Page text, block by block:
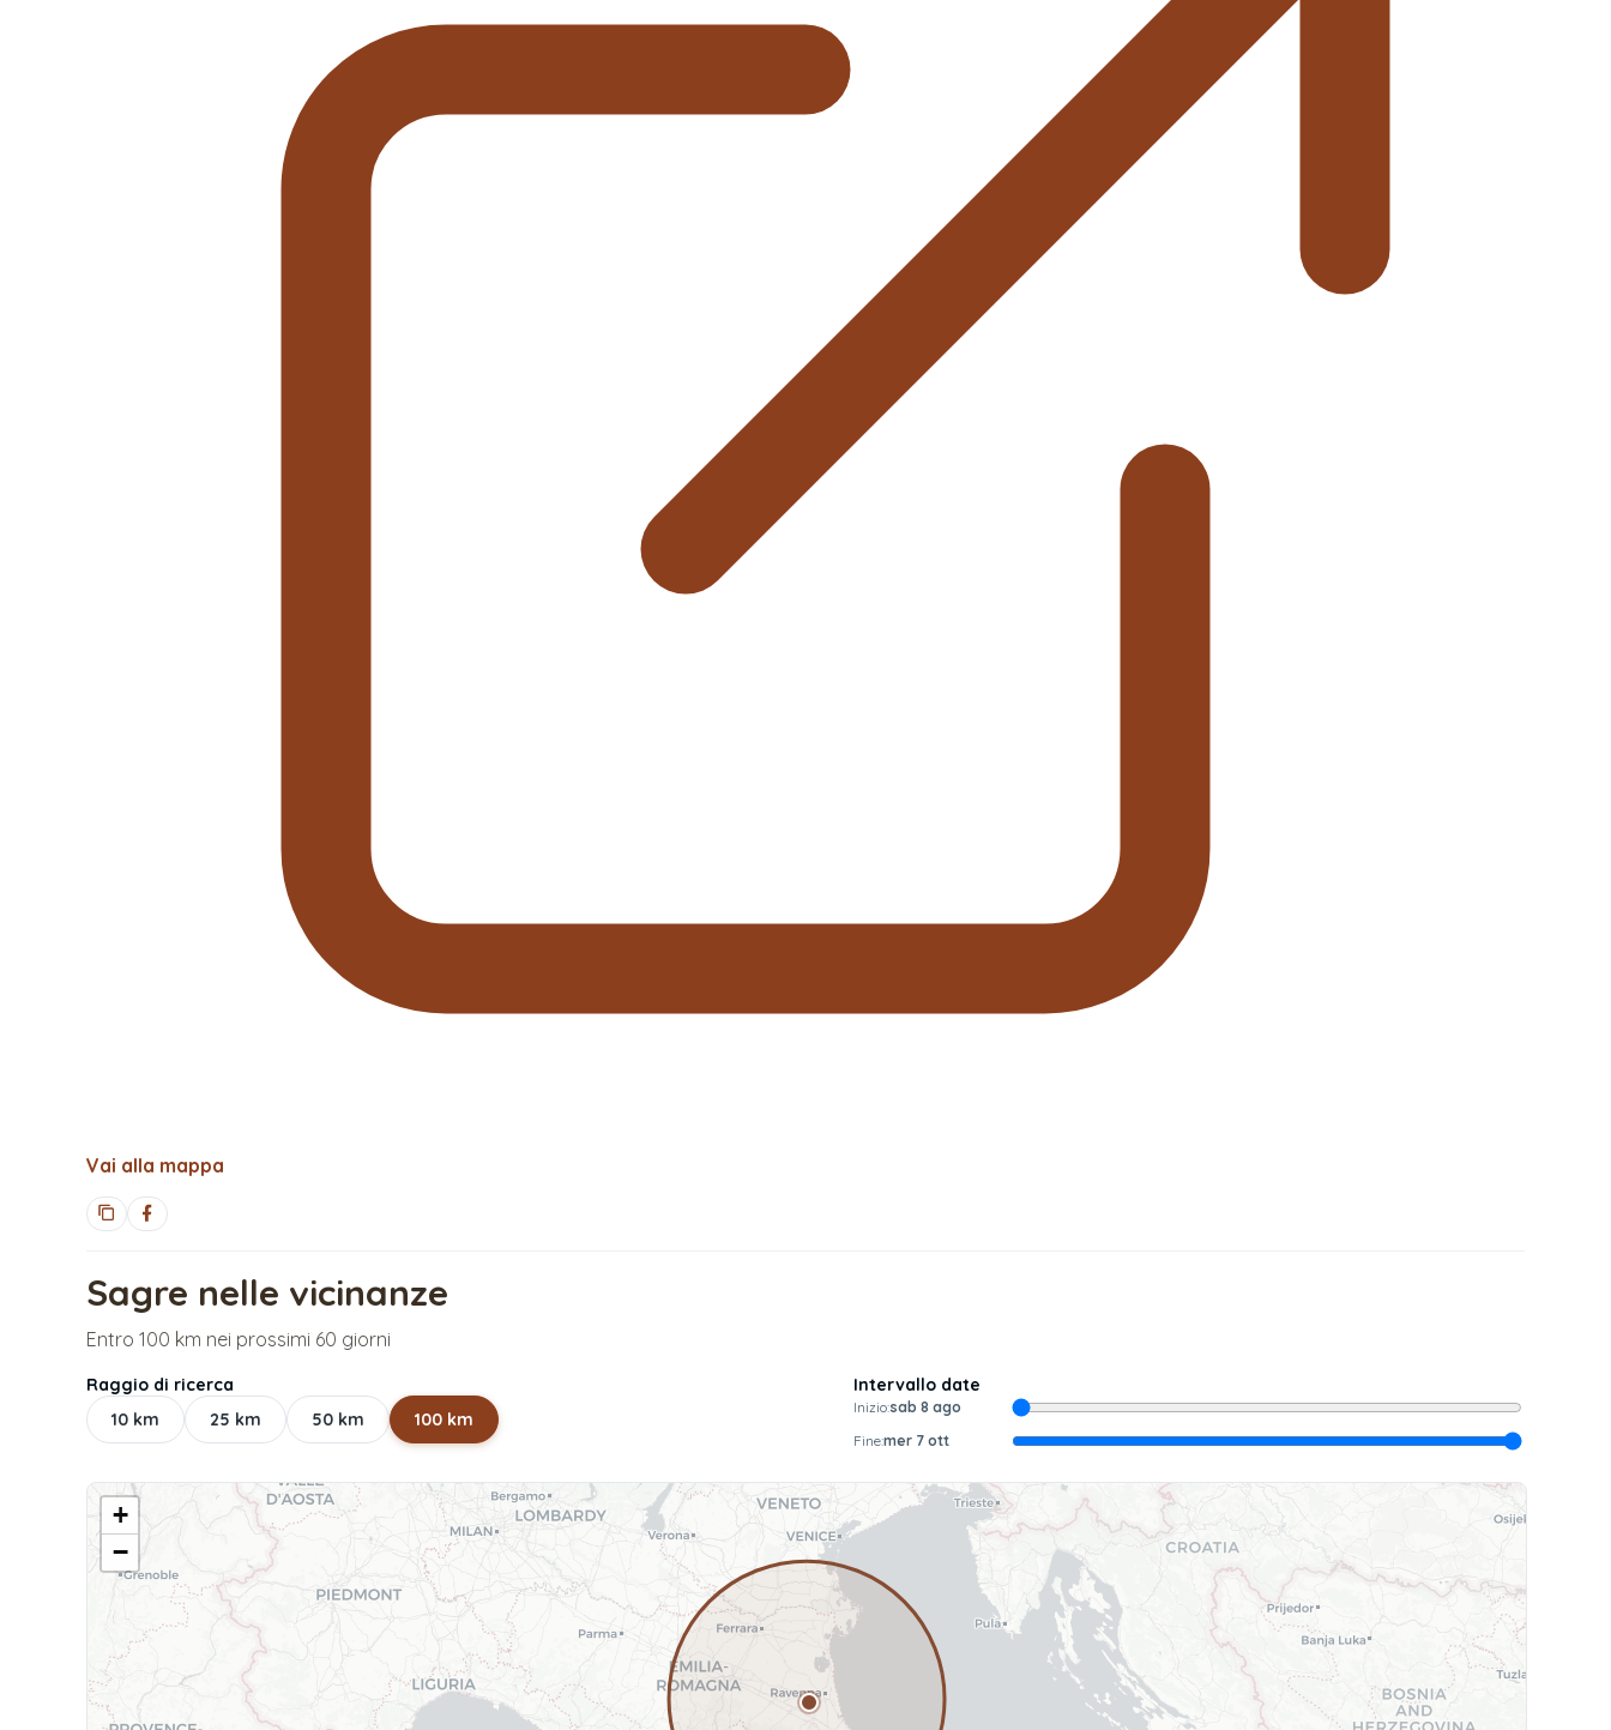
Vai alla mappa
Sagre nelle vicinanze
Entro 100 km nei prossimi 60 giorni
Raggio di ricerca
10 km 25 km 50 km 100 km
Intervallo date
Inizio:sab 8 ago
Fine:mer 7 ott
+
−